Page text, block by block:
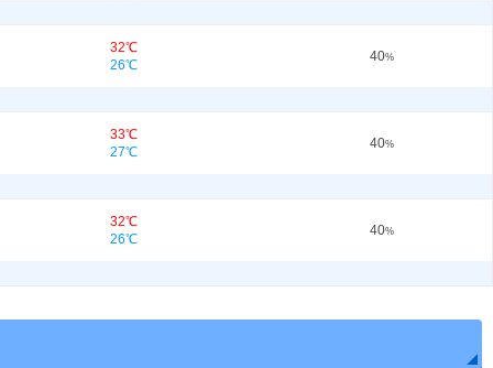
32℃
26℃
40%
33℃
27℃
40%
32℃
26℃
40%